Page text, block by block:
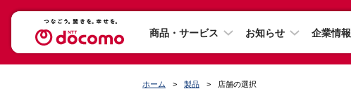
商品・サービス お知らせ 企業情報
ホーム 製品 店舗の選択